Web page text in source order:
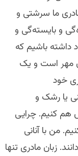
ما سرشتی و
و بایسته‌‌گی و
داشته باشیم که
مهر است و یک
خود
یا رشک و
هم کنیم. چرایی
من با آنانی
زبان مادری تنها